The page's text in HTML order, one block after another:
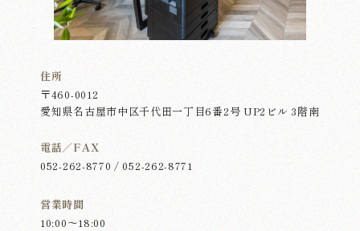
住所
〒460-0012
愛知県名古屋市中区千代田一丁目6番2号 UP2ビル 3階南
電話／FAX
052-262-8770 / 052-262-8771
営業時間
10:00～18:00